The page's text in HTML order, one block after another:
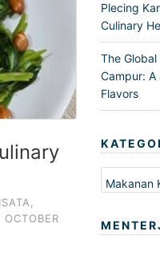
OCTOBER
Plecing
Culinary
The
Campur: A
Flavors
Kategori